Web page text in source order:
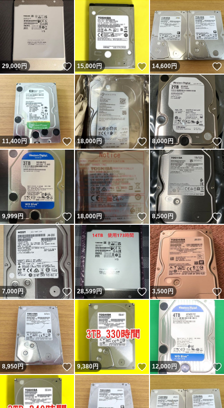
29,000円 いいね！
15,000円 いいね！
14,600円
11,400円 いいね！
18,000円 いいね！
8,000円
9,999円 いいね！
18,000円 いいね！
8,500円
7,000円 いいね！
28,599円 いいね！
3,500円
8,950円 いいね！
9,380円 いいね！
12,000 円